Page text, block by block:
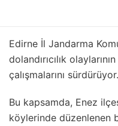
Edirne İl Jandarma
dolandırıcılık
çalışmalarını sürdürüyor.
Bu kapsamda, Enez
köylerinde düzenlenen